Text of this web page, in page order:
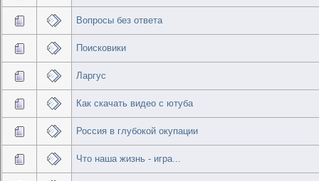
Вопросы без ответа
Поисковики
Ларгус
Как скачать видео с ютуба
Россия в глубокой окупации
Что наша жизнь - игра...